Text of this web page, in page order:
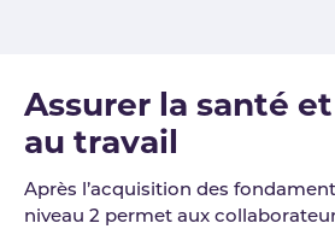
Assurer la santé
au travail
Après l’acquisition des
niveau 2 permet aux